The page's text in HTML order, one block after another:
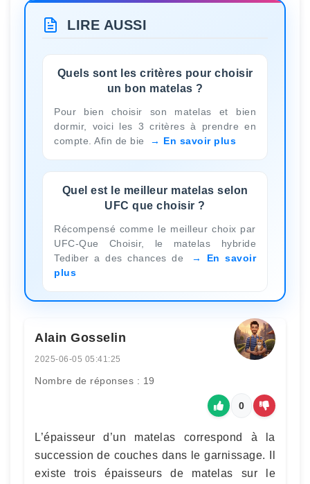
LIRE AUSSI
Quels sont les critères pour choisir
un bon matelas ?
Pour bien choisir son matelas et bien
dormir, voici les 3 critères à prendre en
compte. Afin de bie
En savoir plus
Quel est le meilleur matelas selon
UFC que choisir ?
Récompensé comme le meilleur choix par
UFC-Que Choisir, le matelas hybride
Tediber a des chances de
En savoir
plus
Alain Gosselin
2025-06-05 05:41:25
Nombre de réponses : 19
0
L’épaisseur d’un matelas correspond à la
succession de couches dans le garnissage. Il
existe trois épaisseurs de matelas sur le